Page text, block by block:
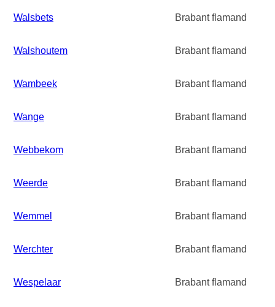
Walsbets Brabant flamand
Walshoutem Brabant flamand
Wambeek Brabant flamand
Wange Brabant flamand
Webbekom Brabant flamand
Weerde Brabant flamand
Wemmel Brabant flamand
Werchter Brabant flamand
Wespelaar Brabant flamand